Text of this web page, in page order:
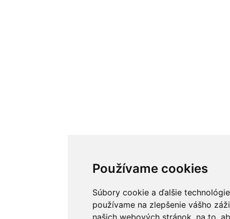
Používame cookies
Súbory cookie a ďalšie
používame na zlepšenie vášho
našich webových stránok, na to,